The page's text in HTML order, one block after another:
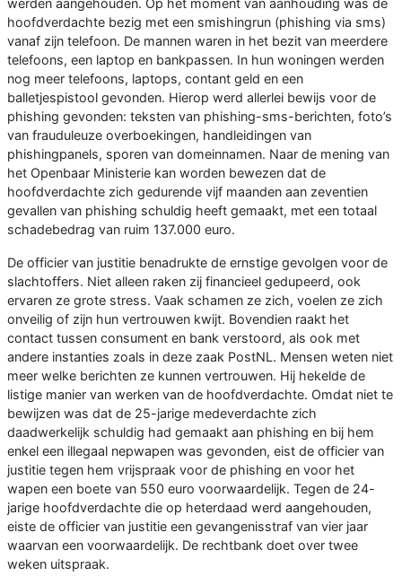
werden aangehouden. Op het moment van aanhouding was de
hoofdverdachte bezig met een smishingrun (phishing via sms)
vanaf zijn telefoon. De mannen waren in het bezit van meerdere
telefoons, een laptop en bankpassen. In hun woningen werden
nog meer telefoons, laptops, contant geld en een
balletjespistool gevonden. Hierop werd allerlei bewijs voor de
phishing gevonden: teksten van phishing-sms-berichten, foto’s
van frauduleuze overboekingen, handleidingen van
phishingpanels, sporen van domeinnamen. Naar de mening van
het Openbaar Ministerie kan worden bewezen dat de
hoofdverdachte zich gedurende vijf maanden aan zeventien
gevallen van phishing schuldig heeft gemaakt, met een totaal
schadebedrag van ruim 137.000 euro.
De officier van justitie benadrukte de ernstige gevolgen voor de
slachtoffers. Niet alleen raken zij financieel gedupeerd, ook
ervaren ze grote stress. Vaak schamen ze zich, voelen ze zich
onveilig of zijn hun vertrouwen kwijt. Bovendien raakt het
contact tussen consument en bank verstoord, als ook met
andere instanties zoals in deze zaak PostNL. Mensen weten niet
meer welke berichten ze kunnen vertrouwen. Hij hekelde de
listige manier van werken van de hoofdverdachte. Omdat niet te
bewijzen was dat de 25-jarige medeverdachte zich
daadwerkelijk schuldig had gemaakt aan phishing en bij hem
enkel een illegaal nepwapen was gevonden, eist de officier van
justitie tegen hem vrijspraak voor de phishing en voor het
wapen een boete van 550 euro voorwaardelijk. Tegen de 24-
jarige hoofdverdachte die op heterdaad werd aangehouden,
eiste de officier van justitie een gevangenisstraf van vier jaar
waarvan een voorwaardelijk. De rechtbank doet over twee
weken uitspraak.